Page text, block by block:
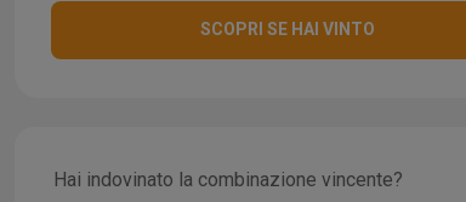
SCOPRI SE HAI VINTO
Hai indovinato la combinazione vincente?